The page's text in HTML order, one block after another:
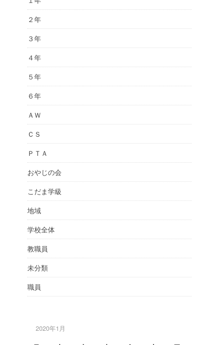
２年
３年
４年
５年
６年
ＡＷ
ＣＳ
ＰＴＡ
おやじの会
こだま学級
地域
学校全体
教職員
未分類
職員
2020年1月